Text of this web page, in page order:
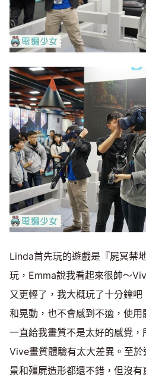
Linda首先玩的遊戲是『屍冥禁
玩，Emma說我看起來很帥～
又更輕了，我大概玩了十分鐘
和晃動，也不會感到不適，使
一直給我畫質不是太好的感覺
Vive畫質體驗有太大差異。至
景和殭屍造形都還不錯，但沒